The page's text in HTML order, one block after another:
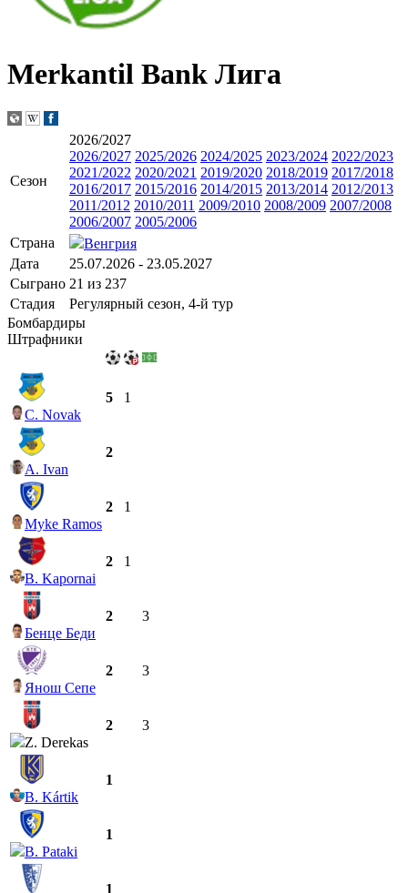
Merkantil Bank Лига
Сезон
2026/2027
2026/2027 2025/2026 2024/2025 2023/2024 2022/2023
2021/2022 2020/2021 2019/2020 2018/2019 2017/2018
2016/2017 2015/2016 2014/2015 2013/2014 2012/2013
2011/2012 2010/2011 2009/2010 2008/2009 2007/2008
2006/2007 2005/2006
Страна
Венгрия
Дата
25.07.2026 - 23.05.2027
Сыграно 21 из 237
Стадия
Регулярный сезон, 4-й тур
Бомбардиры
Штрафники
C. Novak
5 1
A. Ivan
2
Myke Ramos
2 1
B. Kapornai
2 1
Бенце Беди
2 3
Янош Сепе
2 3
Z. Derekas
2 3
B. Kártik
1
B. Pataki
1
1